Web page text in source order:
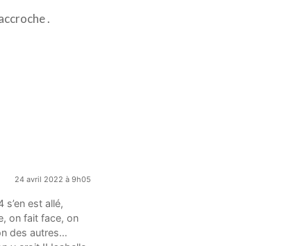
.
24 avril 2022 à 9h05
est allé,
on fait face, on
des autres…